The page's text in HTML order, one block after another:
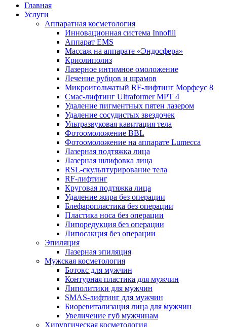
Главная
Услуги
Аппаратная косметология
Инновационная система Innofill
Аппарат EMS
Массаж на аппарате «Эндосфера»
Криолиполиз
Лазерное интимное омоложение
Лечение рубцов и шрамов
Микроигольчатый RF-лифтинг Морфеус 8
Смас-лифтинг Ultraformer MPT 4
Удаление пигментных пятен лазером
Удаление сосудистых звездочек
Ультразвуковая кавитация тела
Фотоомоложение BBL
Фотоомоложение на аппарате Lumecca
Лазерная подтяжка лица
Лазерная шлифовка лица
RSL-скульптурирование тела
RF-лифтинг
Круговая подтяжка лица
Удаление жира без операции
Блефаропластика без операции
Пластика носа без операции
Липоредукция без операции
Липосакция без операции
Эпиляция
Лазерная эпиляция
Мужская косметология
Ботокс для мужчин
Контурная пластика для мужчин
Липолитики для мужчин
SMAS-лифтинг для мужчин
Биоревитализация лица для мужчин
Увеличение губ мужчинам
Хирургическая косметология